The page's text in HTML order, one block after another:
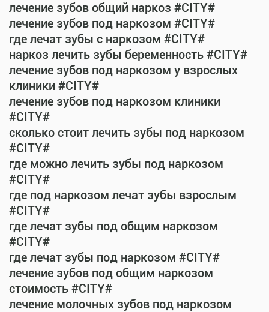
лечение зубов общий наркоз #CITY#
лечение зубов под наркозом #CITY#
где лечат зубы с наркозом #CITY#
наркоз лечить зубы беременность #CITY#
лечение зубов под наркозом у взрослых
клиники #CITY#
лечение зубов под наркозом клиники
#CITY#
сколько стоит лечить зубы под наркозом
#CITY#
где можно лечить зубы под наркозом
#CITY#
где под наркозом лечат зубы взрослым
#CITY#
где лечат зубы под общим наркозом
#CITY#
где лечат зубы под наркозом #CITY#
лечение зубов под общим наркозом
стоимость #CITY#
лечение молочных зубов под наркозом